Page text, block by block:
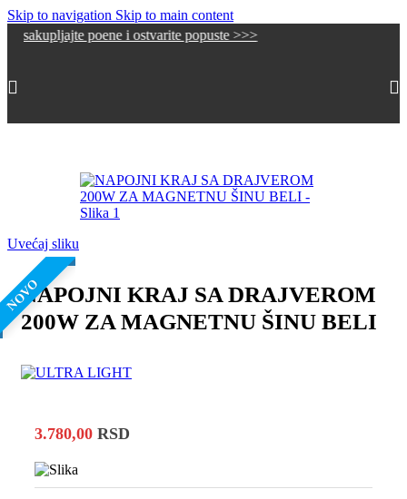
Skip to navigation Skip to main content
poene i ostvarite popuste >>>
Uvećaj sliku
NOVO
NAPOJNI KRAJ SA DRAJVEROM
200W ZA MAGNETNU ŠINU BELI
3.780,00 RSD